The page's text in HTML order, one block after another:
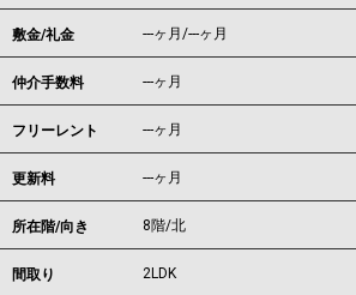
敷金/礼金 ---ヶ月/---ヶ月
仲介手数料 ---ヶ月
フリーレント ---ヶ月
更新料 ---ヶ月
所在階/向き 8階/北
間取り 2LDK